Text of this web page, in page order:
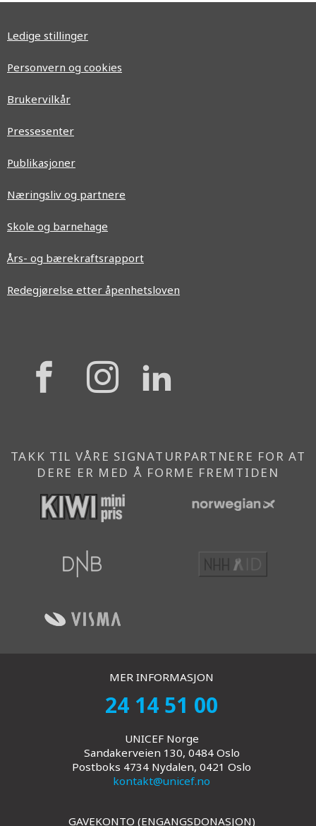
Ledige stillinger
Personvern og cookies
Brukervilkår
Pressesenter
Publikasjoner
Næringsliv og partnere
Skole og barnehage
Års- og bærekraftsrapport
Redegjørelse etter åpenhetsloven
{{
'Facebook'|t
}}
{{
}}
TAKK TIL VÅRE SIGNATURPARTNERE FOR AT
DERE ER MED Å FORME FREMTIDEN
MER INFORMASJON
24 14 51 00
UNICEF Norge
Sandakerveien 130, 0484 Oslo
Postboks 4734 Nydalen, 0421 Oslo
kontakt@unicef.no
GAVEKONTO (ENGANGSDONASJON)